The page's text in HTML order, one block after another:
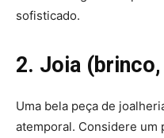
sofisticado.
2. Joia
Uma bela peça de
atemporal. Considere um